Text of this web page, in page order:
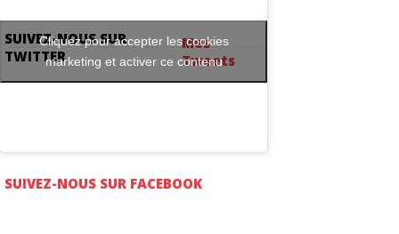
SUIVEZ-NOUS SUR
TWITTER
Mes
Tweets
Cliquez pour accepter les cookies
marketing et activer ce contenu
SUIVEZ-NOUS SUR FACEBOOK